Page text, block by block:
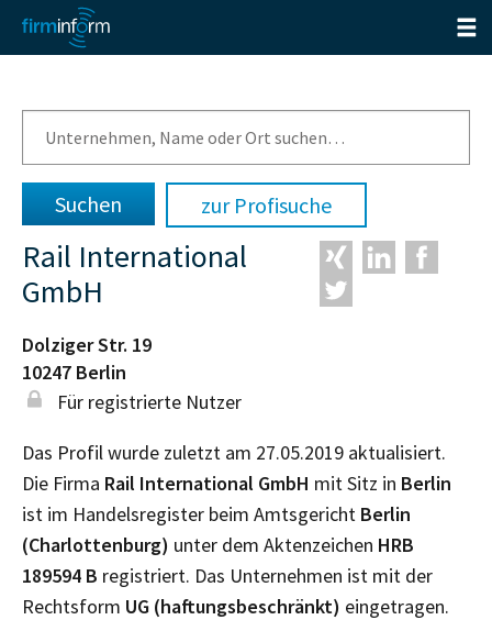
zur Profisuche
Rail International
GmbH
Dolziger Str. 19
10247 Berlin
Für registrierte Nutzer
Das Profil wurde zuletzt am 27.05.2019 aktualisiert.
Die Firma Rail International GmbH mit Sitz in Berlin
ist im Handelsregister beim Amtsgericht Berlin
(Charlottenburg) unter dem Aktenzeichen HRB
189594 B registriert. Das Unternehmen ist mit der
Rechtsform UG (haftungsbeschränkt) eingetragen.